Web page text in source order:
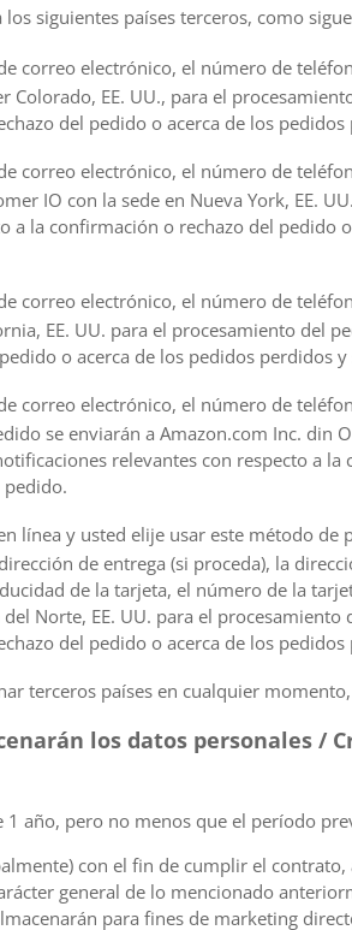
siguientes países terceros, como
correo electrónico, el número de
Colorado, EE. UU., para el
del pedido o acerca de los
correo electrónico, el número de
IO con la sede en Nueva York, EE.
a la confirmación o rechazo del pedido
correo electrónico, el número de
EE. UU. para el procesamiento del
o acerca de los pedidos perdidos
correo electrónico, el número de
se enviarán a Amazon.com Inc. din
relevantes con respecto a
pedido.
línea y usted elije usar este método
de entrega (si proceda), la
de la tarjeta, el número de la
Norte, EE. UU. para el
del pedido o acerca de los
terceros países en cualquier
los datos personales /
año, pero no menos que el período
con el fin de cumplir el
general de lo mencionado
para fines de marketing